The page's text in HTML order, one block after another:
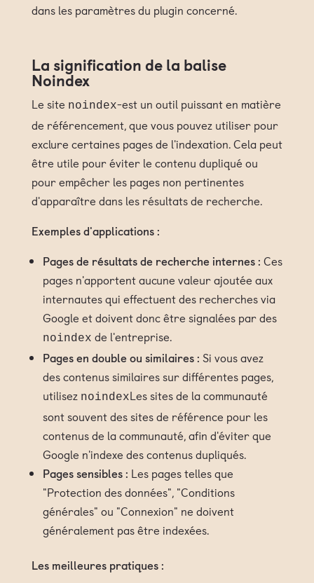
dans les paramètres du plugin concerné.
La signification de la balise
Noindex
Le site noindex-est un outil puissant en matière
de référencement, que vous pouvez utiliser pour
exclure certaines pages de l'indexation. Cela peut
être utile pour éviter le contenu dupliqué ou
pour empêcher les pages non pertinentes
d'apparaître dans les résultats de recherche.
Exemples d'applications :
Pages de résultats de recherche internes : Ces
pages n'apportent aucune valeur ajoutée aux
internautes qui effectuent des recherches via
Google et doivent donc être signalées par des
noindex de l'entreprise.
Pages en double ou similaires : Si vous avez
des contenus similaires sur différentes pages,
utilisez noindexLes sites de la communauté
sont souvent des sites de référence pour les
contenus de la communauté, afin d'éviter que
Google n'indexe des contenus dupliqués.
Pages sensibles : Les pages telles que
"Protection des données", "Conditions
générales" ou "Connexion" ne doivent
généralement pas être indexées.
Les meilleures pratiques :